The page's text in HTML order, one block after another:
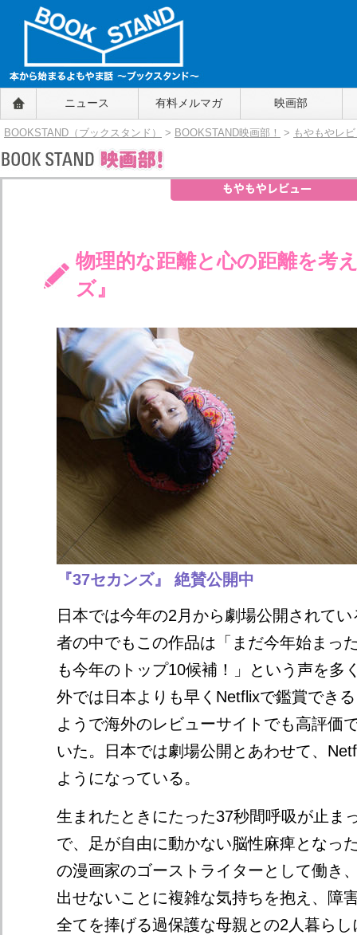
BOOKSTAND（ブックスタンド）
～本から始まるよもやま話～
BOOKSTAND（ブ
ニュース 有料メルマガ 映画部
BOOKSTAND（ブックスタンド） > BOOKSTAND映画部！ > もやもやレ
物理的な距離と心の距離を考
ズ』
『37セカンズ』 絶賛公開中
日本では今年の2月から劇場公開されて
者の中でもこの作品は「まだ今年始まっ
も今年のトップ10候補！」という声を多
外では日本よりも早くNetflixで鑑賞でき
ようで海外のレビューサイトでも高評価
いた。日本では劇場公開とあわせて、
ようになっている。
生まれたときにたった37秒間呼吸が止ま
で、足が自由に動かない脳性麻痺となっ
の漫画家のゴーストライターとして働き
出せないことに複雑な気持ちを抱え、障
全てを捧げる過保護な母親との2人暮ら